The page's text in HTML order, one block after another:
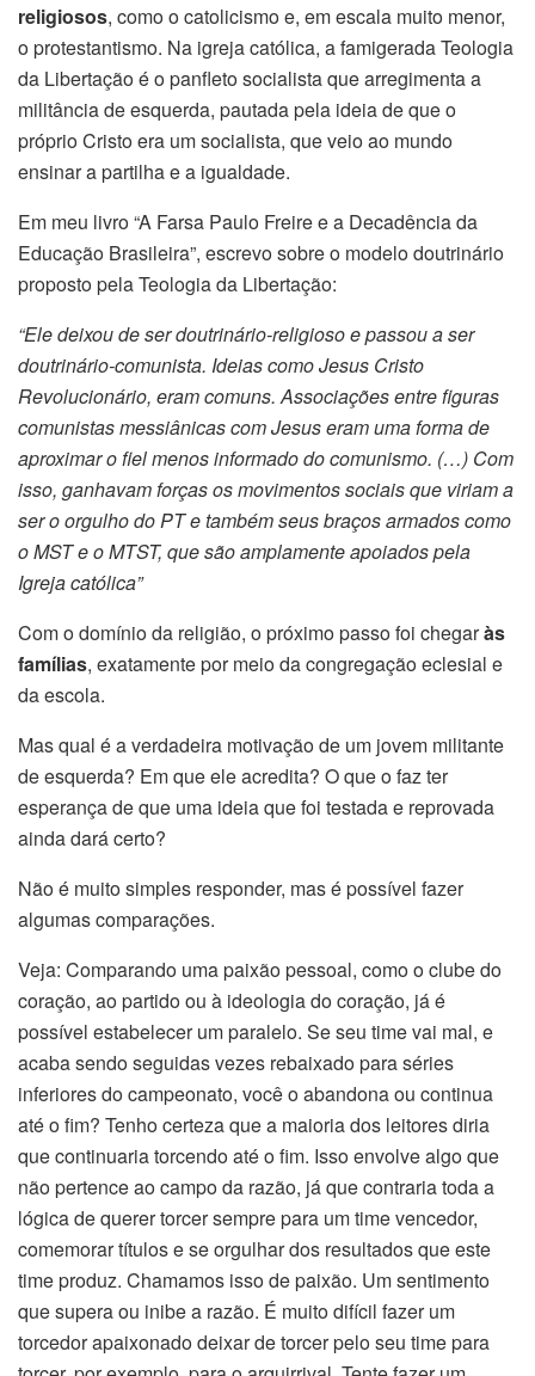
religiosos, como o catolicismo e, em escala muito menor,
o protestantismo. Na igreja católica, a famigerada Teologia
da Libertação é o panfleto socialista que arregimenta a
militância de esquerda, pautada pela ideia de que o
próprio Cristo era um socialista, que veio ao mundo
ensinar a partilha e a igualdade.
Em meu livro “A Farsa Paulo Freire e a Decadência da
Educação Brasileira”, escrevo sobre o modelo doutrinário
proposto pela Teologia da Libertação:
“Ele deixou de ser doutrinário-religioso e passou a ser
doutrinário-comunista. Ideias como Jesus Cristo
Revolucionário, eram comuns. Associações entre figuras
comunistas messiânicas com Jesus eram uma forma de
aproximar o fiel menos informado do comunismo. (…) Com
isso, ganhavam forças os movimentos sociais que viriam a
ser o orgulho do PT e também seus braços armados como
o MST e o MTST, que são amplamente apoiados pela
Igreja católica”
Com o domínio da religião, o próximo passo foi chegaràs
famílias, exatamente por meio da congregação eclesial e
da escola.
Mas qual é a verdadeira motivação de um jovem militante
de esquerda? Em que ele acredita? O que o faz ter
esperança de que uma ideia que foi testada e reprovada
ainda dará certo?
Não é muito simples responder, mas é possível fazer
algumas comparações.
Veja: Comparando uma paixão pessoal, como o clube do
coração, ao partido ou à ideologia do coração, já é
possível estabelecer um paralelo. Se seu time vai mal, e
acaba sendo seguidas vezes rebaixado para séries
inferiores do campeonato, você o abandona ou continua
até o fim? Tenho certeza que a maioria dos leitores diria
que continuaria torcendo até o fim. Isso envolve algo que
não pertence ao campo da razão, já que contraria toda a
lógica de querer torcer sempre para um time vencedor,
comemorar títulos e se orgulhar dos resultados que este
time produz. Chamamos isso de paixão. Um sentimento
que supera ou inibe a razão. É muito difícil fazer um
torcedor apaixonado deixar de torcer pelo seu time para